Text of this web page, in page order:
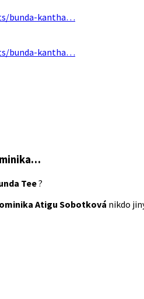
bunda-kantha…
bunda-kantha…
Tee?
Atigu Sobotková nikdo